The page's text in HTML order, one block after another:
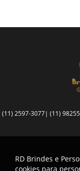
(11) 2597-3077| (11)
RD Brindes e
cookies para